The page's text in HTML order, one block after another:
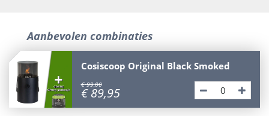
Aanbevolen combinaties
Cosiscoop Original Black Smoked
€ 99,00
€ 89,95